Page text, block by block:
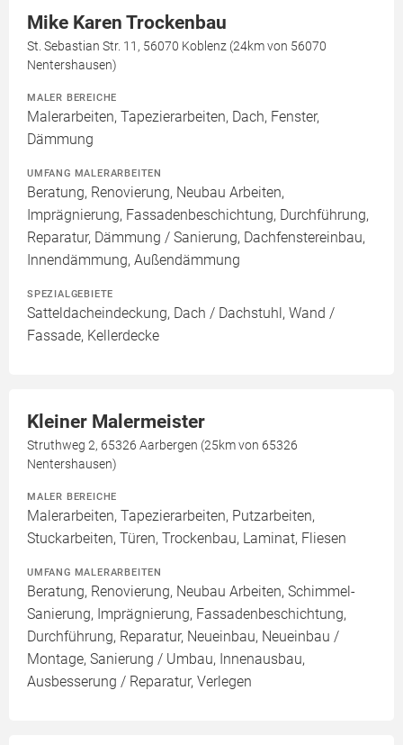
Mike Karen Trockenbau
St. Sebastian Str. 11, 56070 Koblenz (24km von 56070
Nentershausen)
MALER BEREICHE
Malerarbeiten, Tapezierarbeiten, Dach, Fenster,
Dämmung
UMFANG MALERARBEITEN
Beratung, Renovierung, Neubau Arbeiten,
Imprägnierung, Fassadenbeschichtung, Durchführung,
Reparatur, Dämmung / Sanierung, Dachfenstereinbau,
Innendämmung, Außendämmung
SPEZIALGEBIETE
Satteldacheindeckung, Dach / Dachstuhl, Wand /
Fassade, Kellerdecke
Kleiner Malermeister
Struthweg 2, 65326 Aarbergen (25km von 65326
Nentershausen)
MALER BEREICHE
Malerarbeiten, Tapezierarbeiten, Putzarbeiten,
Stuckarbeiten, Türen, Trockenbau, Laminat, Fliesen
UMFANG MALERARBEITEN
Beratung, Renovierung, Neubau Arbeiten, Schimmel-
Sanierung, Imprägnierung, Fassadenbeschichtung,
Durchführung, Reparatur, Neueinbau, Neueinbau /
Montage, Sanierung / Umbau, Innenausbau,
Ausbesserung / Reparatur, Verlegen